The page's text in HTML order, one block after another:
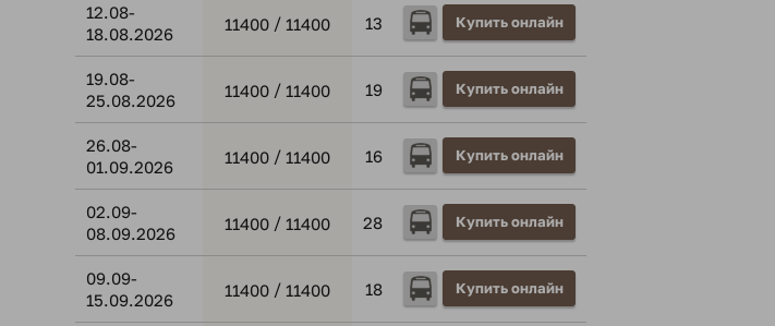
12.08-
18.08.2026
11400 / 11400 13 Купить онлайн
19.08-
25.08.2026
11400 / 11400 19 Купить онлайн
26.08-
01.09.2026
11400 / 11400 16 Купить онлайн
02.09-
08.09.2026
11400 / 11400 28 Купить онлайн
09.09-
15.09.2026
11400 / 11400 18 Купить онлайн